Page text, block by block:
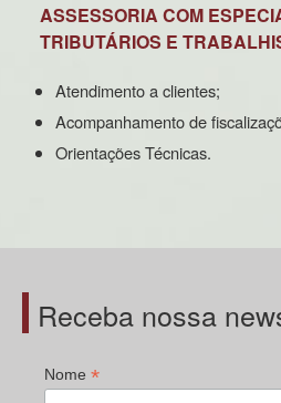
ASSESSORIA COM
TRIBUTÁRIOS E
Atendimento a clientes;
Acompanhamento de
Orientações Técnicas.
Receba nossa
Nome *